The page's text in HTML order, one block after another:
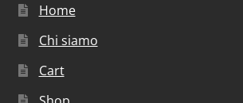
Home
Chi siamo
Cart